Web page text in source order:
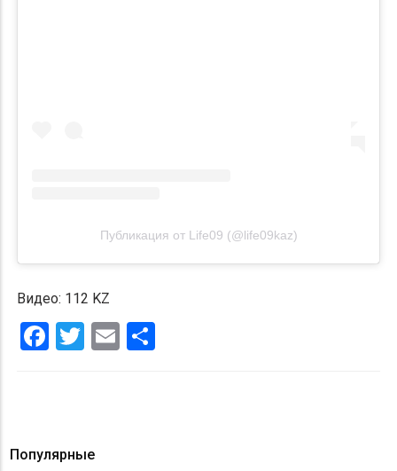
Публикация от Life09 (@life09kaz)
Видео: 112 KZ
Facebook
Twitter
Email
Популярные